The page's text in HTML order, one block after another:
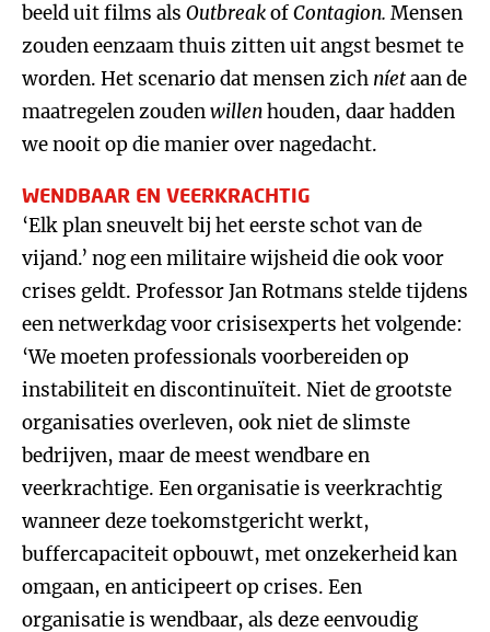
beeld uit films als OutbreakofContagion. Mensen
zouden eenzaam thuis zitten uit angst besmet te
worden. Het scenario dat mensen zich níetaan de
maatregelen zoudenwillenhouden, daar hadden
we nooit op die manier over nagedacht.
WENDBAAR EN VEERKRACHTIG
‘Elk plan sneuvelt bij het eerste schot van de
vijand.’ nog een militaire wijsheid die ook voor
crises geldt. Professor Jan Rotmans stelde tijdens
een netwerkdag voor crisisexperts het volgende:
‘We moeten professionals voorbereiden op
instabiliteit en discontinuïteit. Niet de grootste
organisaties overleven, ook niet de slimste
bedrijven, maar de meest wendbare en
veerkrachtige. Een organisatie is veerkrachtig
wanneer deze toekomstgericht werkt,
buffercapaciteit opbouwt, met onzekerheid kan
omgaan, en anticipeert op crises. Een
organisatie is wendbaar, als deze eenvoudig